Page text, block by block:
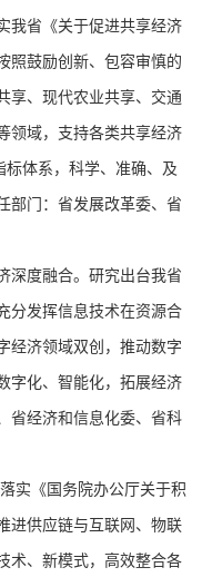
我省《关于促进共享经济
照鼓励创新、包容审慎的
享、现代农业共享、交通
领域，支持各类共享经济
标体系，科学、准确、及
部门：省发展改革委、省
深度融合。研究出台我省
分发挥信息技术在资源合
经济领域双创，推动数字
字化、智能化，拓展经济
省经济和信息化委、省科
实《国务院办公厅关于积
进供应链与互联网、物联
术、新模式，高效整合各